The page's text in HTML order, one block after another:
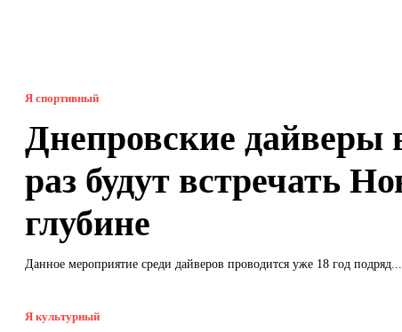
Я спортивный
Днепровские дайверы
раз будут встречать
глубине
Данное мероприятие среди дайверов проводится уже 18 год подряд....
Я культурный